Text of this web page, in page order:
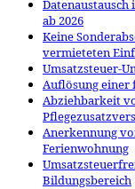
Datenaustausch
ab 2026
Keine
vermieteten
Umsatzsteuer-
Auflösung einer
Abziehbarkeit
Anerkennung
Ferienwohnung
Bildungsbereich